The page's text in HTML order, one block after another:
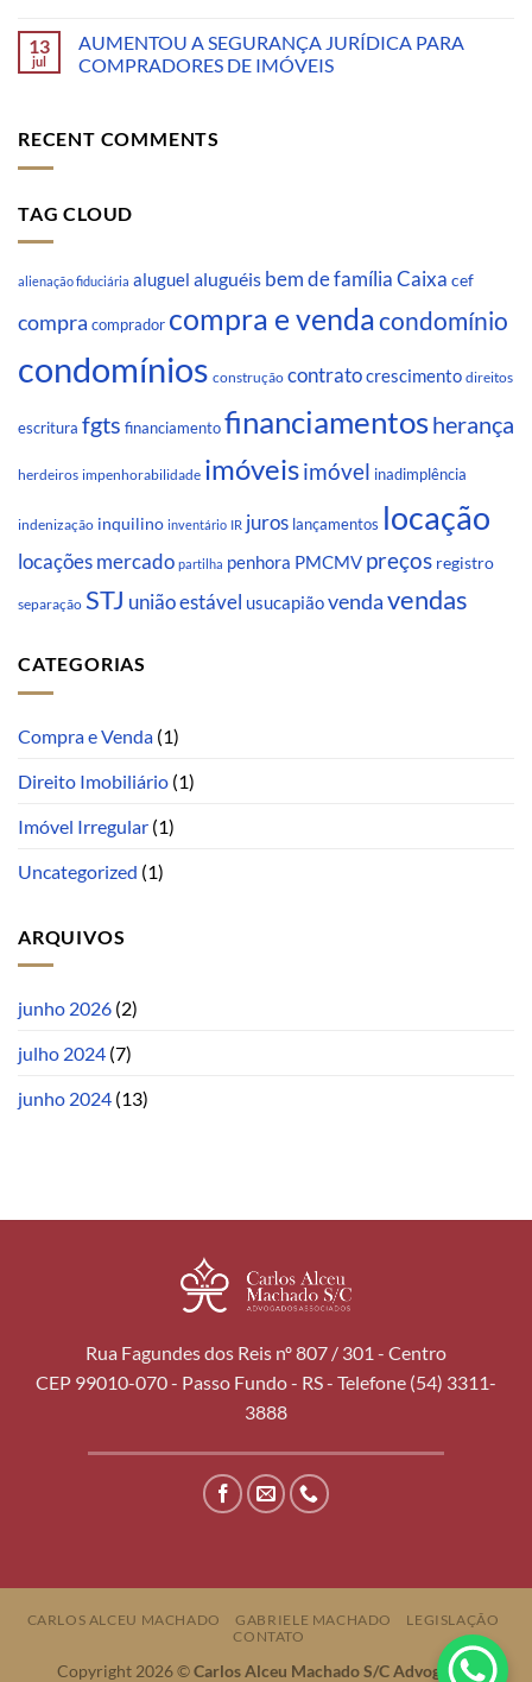
13
jul
AUMENTOU A SEGURANÇA JURÍDICA PARA
COMPRADORES DE IMÓVEIS
RECENT COMMENTS
TAG CLOUD
alienação fiduciária aluguel aluguéis bem de família Caixa cef
compra comprador compra e vendacondomínio
condomínios construção contratocrescimento direitos
escritura fgts financiamentofinanciamentosherança
herdeiros impenhorabilidade imóveisimóvel inadimplência
indenização inquilino inventário IR juros lançamentos locação
locações mercado partilha penhora PMCMV preços registro
separação STJ união estável usucapiãovendavendas
CATEGORIAS
Compra e Venda (1)
Direito Imobiliário (1)
Imóvel Irregular (1)
Uncategorized (1)
ARQUIVOS
junho 2026 (2)
julho 2024 (7)
junho 2024 (13)
Rua Fagundes dos Reis nº 807 / 301 - Centro
CEP 99010-070 - Passo Fundo - RS - Telefone (54) 3311-
3888
CARLOS ALCEU MACHADO GABRIELE MACHADO
LEGISLAÇÃO
CONTATO
Copyright 2026 ©Carlos Alceu Machado S/C Advogados